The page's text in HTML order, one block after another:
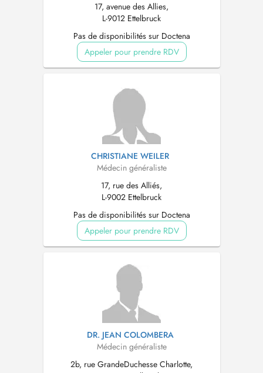
17, avenue des Allies,
L-9012 Ettelbruck
Pas de disponibilités sur Doctena
Appeler pour prendre RDV
CHRISTIANE WEILER
Médecin généraliste
17, rue des Alliés,
L-9002 Ettelbruck
Pas de disponibilités sur Doctena
Appeler pour prendre RDV
DR. JEAN COLOMBERA
Médecin généraliste
2b, rue GrandeDuchesse Charlotte,